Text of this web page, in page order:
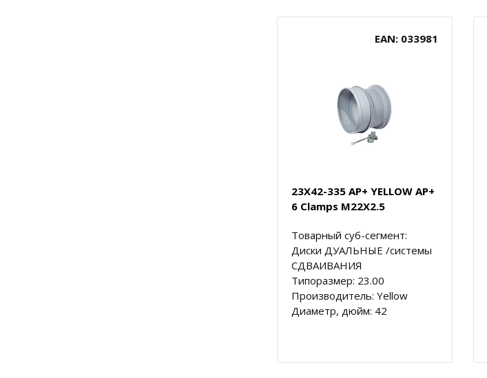
EAN: 033981
23X42-335 AP+ YELLOW AP+
6 Clamps M22X2.5
Товарный суб-сегмент:
Диски ДУАЛЬНЫЕ /системы
СДВАИВАНИЯ
Типоразмер: 23.00
Производитель: Yellow
Диаметр, дюйм: 42